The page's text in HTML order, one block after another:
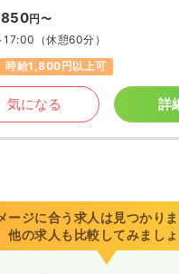
円〜
17:00 （休憩60分）
時給1,800円以上可
気になる 詳
ージに合う求人は見つかり
他の求人も比較してみましょ